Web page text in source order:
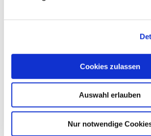
Cookies zulassen
Auswahl erlauben
Nur notwendige
patientenrelevanten Endpunkten
funktionelle Verläufe und
Fazit für Praxis und
Die Netzwerk-Metaanalyse mit
älteren, hospitalisierten Patienten mit
bestehender Mangelernährung